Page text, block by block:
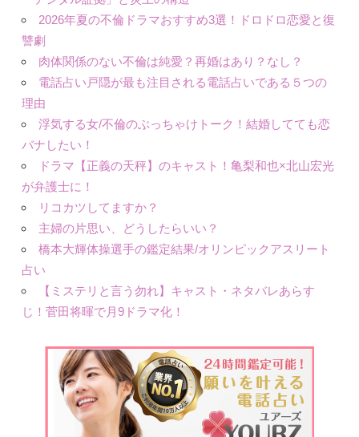
2026年夏の不倫ドラマおすすめ3選！ドロドロ恋愛と復
讐劇
肉体関係のない不倫は純愛？再婚はあり？なし？
電話占い戸隠が最も注目される電話占いである５つの
理由
浮気する女/不倫のぶっちゃけトーク！結婚してても恋
バナしたい！
ドラマ【正義の天秤】のキャスト！亀梨和也×北山宏光
が弁護士に！
リコカツしてますか？
主婦の片思い、どうしたらいい？
橋本大輝体操選手の鑑定結果/オリンピックアスリート
占い
【ミステリと言う勿れ】キャスト・ネタバレあらす
じ！菅田将暉で月9ドラマ化！